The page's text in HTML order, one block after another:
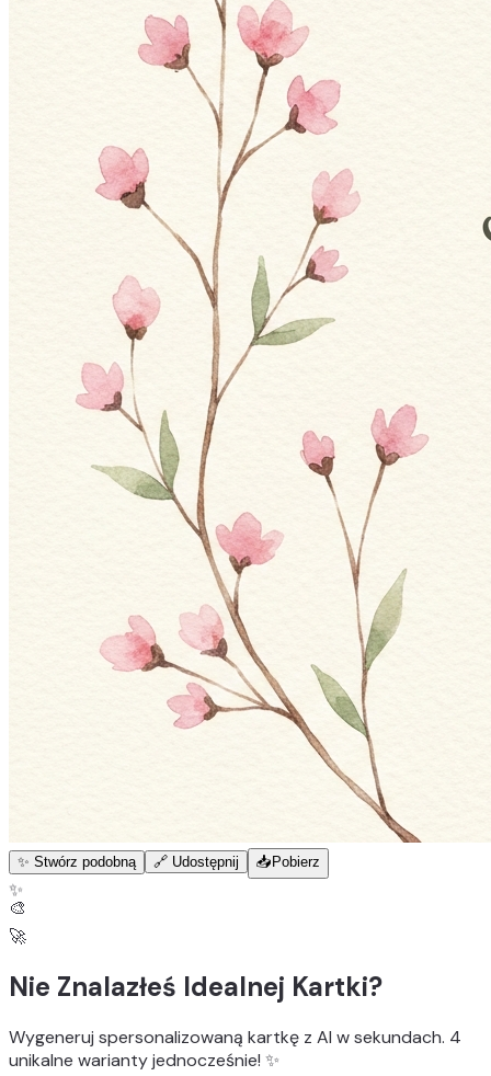
✨ Stwórz podobną 🔗 Udostępnij 📥 Pobierz
✨
🎨
🚀
Nie Znalazłeś Idealnej Kartki?
Wygeneruj spersonalizowaną kartkę z AI w sekundach. 4
unikalne wariantyjednocześnie! ✨